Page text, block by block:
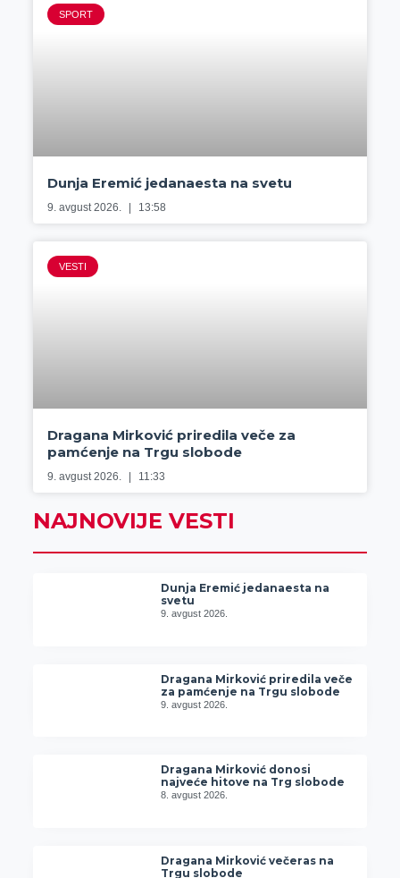
SPORT
Dunja Eremić jedanaesta na svetu
9. avgust 2026. 13:58
VESTI
Dragana Mirković priredila veče za
pamćenje na Trgu slobode
9. avgust 2026. 11:33
NAJNOVIJE VESTI
Dunja Eremić jedanaesta na
svetu
9. avgust 2026.
Dragana Mirković priredila veče
za pamćenje na Trgu slobode
9. avgust 2026.
Dragana Mirković donosi
najveće hitove na Trg slobode
8. avgust 2026.
Dragana Mirković večeras na
Trgu slobode